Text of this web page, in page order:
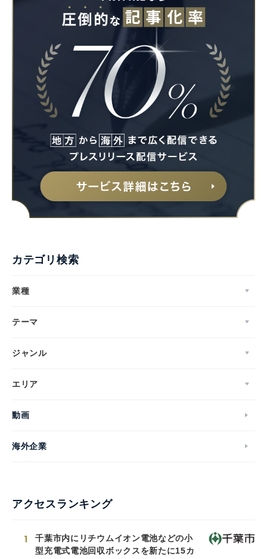
カテゴリ検索
業種
テーマ
ジャンル
エリア
動画
海外企業
アクセスランキング
1
千葉市内にリチウムイオン電池などの小
型充電式電池回収ボックスを新たに15カ